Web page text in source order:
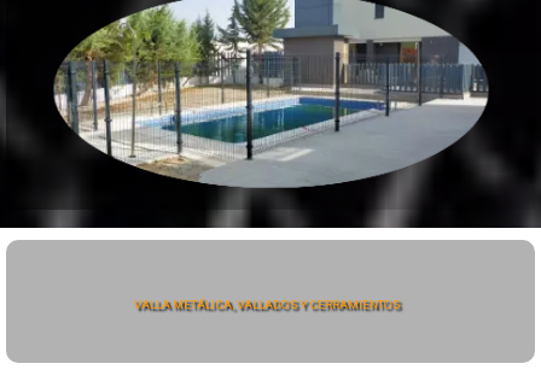
VALLA METÁLICA, VALLADOS Y CERRAMIENTOS